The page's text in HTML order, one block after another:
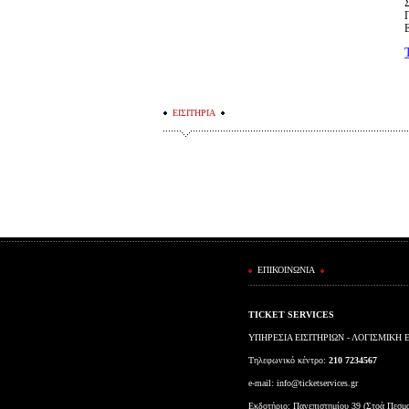
ΕΙΣΙΤΗΡΙΑ
ΕΠΙΚΟΙΝΩΝΙΑ
TICKET SERVICES
ΥΠΗΡΕΣΙΑ ΕΙΣΙΤΗΡΙΩΝ - ΛΟΓΙΣΜΙΚΗ
Τηλεφωνικό κέντρο: 210 7234567
e-mail: info@ticketservices.gr
Εκδοτήριο: Πανεπιστημίου 39 (Στοά